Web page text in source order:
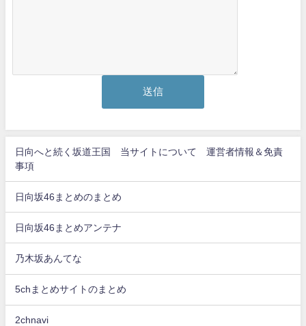
日向へと続く坂道王国 当サイトについて 運営者情報＆免責
事項
日向坂46まとめのまとめ
日向坂46まとめアンテナ
乃木坂あんてな
5chまとめサイトのまとめ
2chnavi